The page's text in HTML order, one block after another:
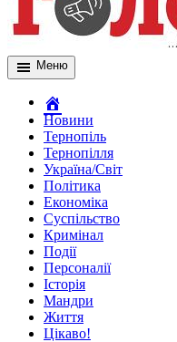
Меню
Новини
Тернопіль
Тернопілля
Україна/Світ
Політика
Економіка
Суспільство
Кримінал
Події
Персоналії
Історія
Мандри
Життя
Цікаво!